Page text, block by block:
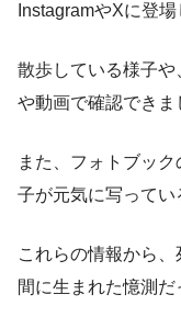
InstagramやXに登場
散歩している様子
や動画で確認できま
また、フォトブッ
子が元気に写ってい
これらの情報から
間に生まれた憶測だ